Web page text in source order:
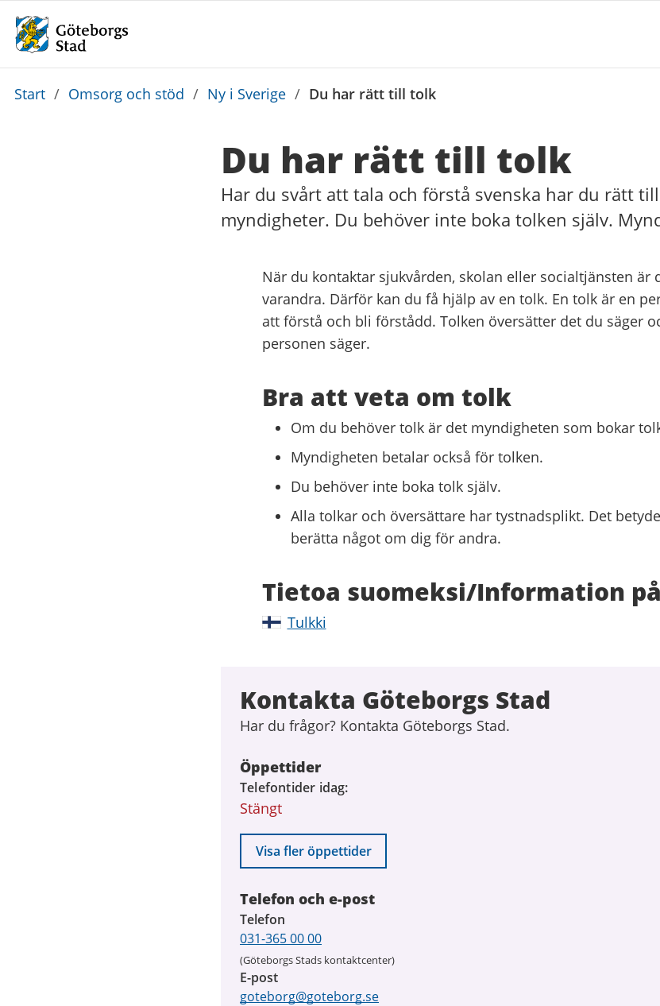
Du
Start / Omsorg och stöd / Ny i Sverige / Du har rätt till tolk
Du har rätt till tolk
Har du svårt att tala och förstå svenska har du rätt
myndigheter. Du behöver inte boka tolken själv.
När du kontaktar sjukvården, skolan eller socialtjänsten är
varandra. Därför kan du få hjälp av en tolk. En tolk är en
att förstå och bli förstådd. Tolken översätter det du säger
personen säger.
Bra att veta om tolk
Om du behöver tolk är det myndigheten som bokar
Myndigheten betalar också för tolken.
Du behöver inte boka tolk själv.
Alla tolkar och översättare har tystnadsplikt. Det
berätta något om dig för andra.
Tietoa suomeksi/Information
Tulkki
Kontakta Göteborgs Stad
Har du frågor? Kontakta Göteborgs Stad.
Öppettider
Telefontider idag
Stängt
Visa fler öppettider
Telefon och e-post
Telefon
031-365 00 00
(Göteborgs Stads kontaktcenter)
E-post
goteborg@goteborg.se